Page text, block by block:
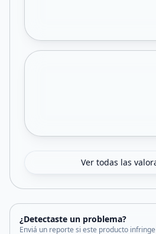
Ver todas las
¿Detectaste un problema?
Enviá un reporte si este producto